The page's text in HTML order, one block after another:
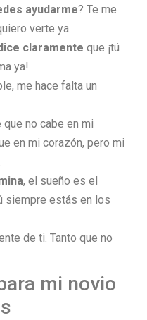
ayudarme? Te me
verte ya.
claramente que ¡tú
ya!
me hace falta un
que no cabe en mi
en mi corazón, pero mi
, el sueño es el
siempre estás en los
de ti. Tanto que no
mi novio